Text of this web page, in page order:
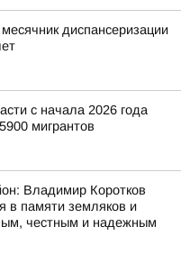
диспансеризации
с начала 2026 года
мигрантов
Владимир Коротков
в памяти земляков и
честным и надежным